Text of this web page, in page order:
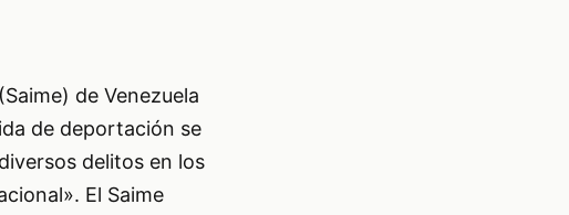
de Venezuela
de deportación se
delitos en los
El Saime